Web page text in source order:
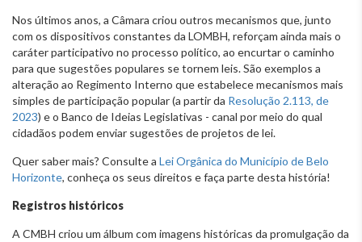
Nos últimos anos, a Câmara criou outros mecanismos que, junto
com os dispositivos constantes da LOMBH, reforçam ainda mais o
caráter participativo no processo político, ao encurtar o caminho
para que sugestões populares se tornem leis. São exemplos a
alteração ao Regimento Interno que estabelece mecanismos mais
simples de participação popular (a partir da Resolução 2.113, de
2023) e o Banco de Ideias Legislativas - canal por meio do qual
cidadãos podem enviar sugestões de projetos de lei.
Quer saber mais? Consulte a Lei Orgânica do Município de Belo
Horizonte, conheça os seus direitos e faça parte desta história!
Registros históricos
A CMBH criou um álbum com imagens históricas da promulgação da